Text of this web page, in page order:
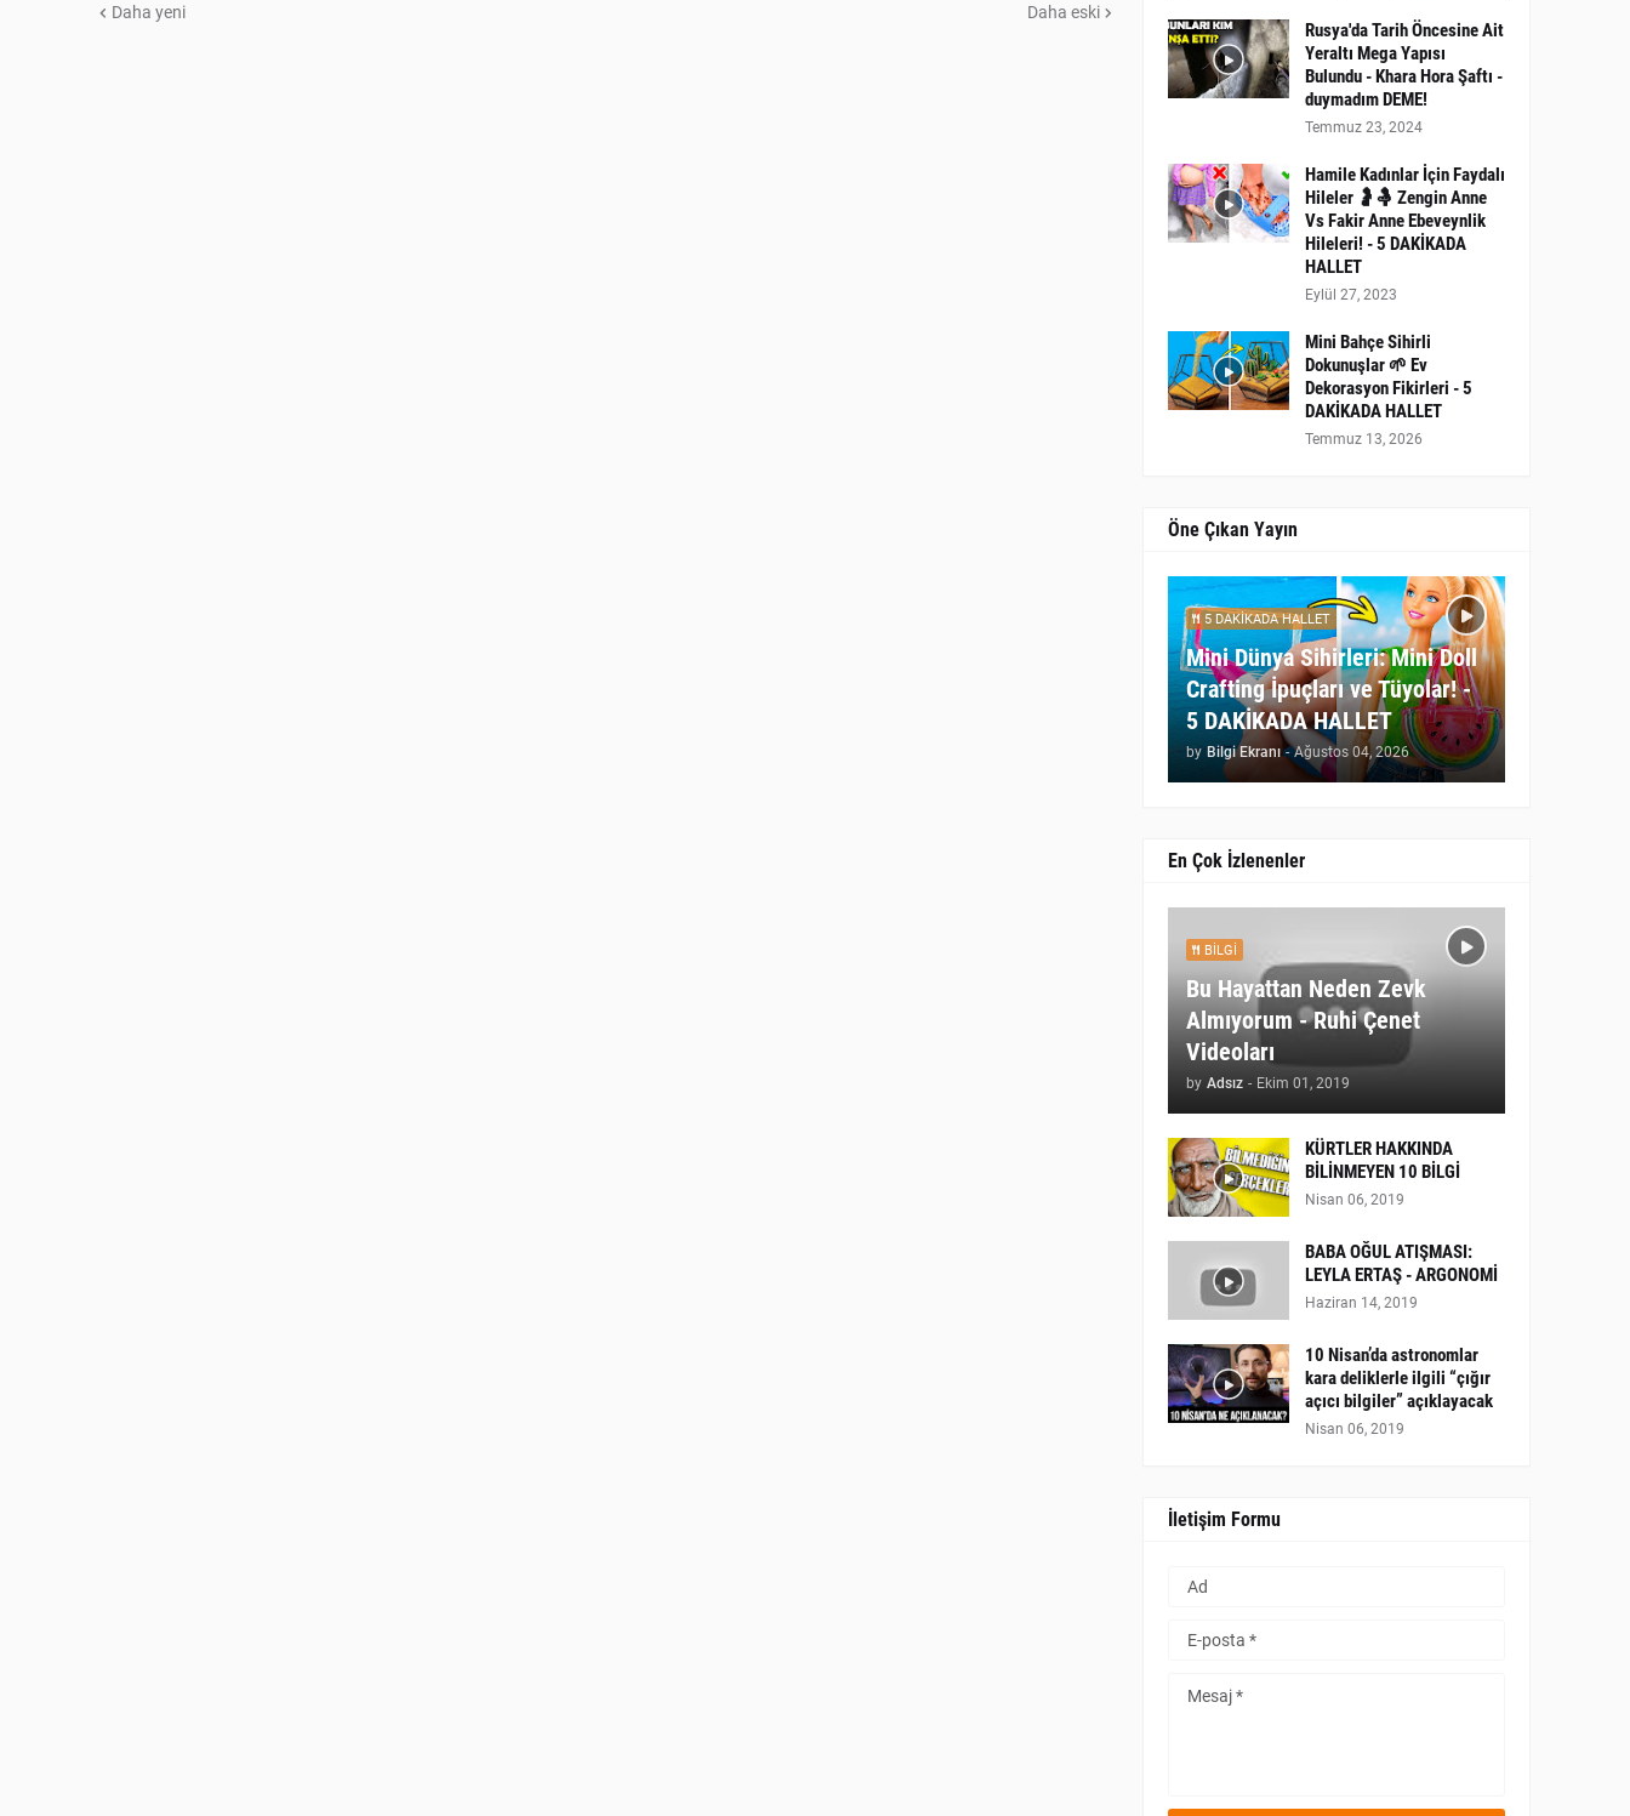
Daha yeni Daha eski
Rusya'da Tarih Öncesine Ait
Yeraltı Mega Yapısı
Bulundu - Khara Hora Şaftı -
duymadım DEME!
Temmuz 23, 2024
Hamile Kadınlar İçin Faydalı
Hileler 🤰🤱 Zengin Anne
Vs Fakir Anne Ebeveynlik
Hileleri! - 5 DAKİKADA
HALLET
Eylül 27, 2023
Mini Bahçe Sihirli
Dokunuşlar 🌱 Ev
Dekorasyon Fikirleri - 5
DAKİKADA HALLET
Temmuz 13, 2026
Öne Çıkan Yayın
5 DAKİKADA HALLET
Mini Dünya Sihirleri: Mini Doll
Crafting İpuçları ve Tüyolar! -
5 DAKİKADA HALLET
by Bilgi Ekranı - Ağustos 04, 2026
En Çok İzlenenler
BILGI
Bu Hayattan Neden Zevk
Almıyorum - Ruhi Çenet
Videoları
by Adsız - Ekim 01, 2019
KÜRTLER HAKKINDA
BİLİNMEYEN 10 BİLGİ
Nisan 06, 2019
BABA OĞUL ATIŞMASI:
LEYLA ERTAŞ - ARGONOMİ
Haziran 14, 2019
10 Nisan’da astronomlar
kara deliklerle ilgili “çığır
açıcı bilgiler” açıklayacak
Nisan 06, 2019
İletişim Formu